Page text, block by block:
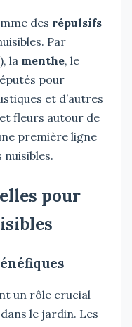
des répulsifs
Par
la menthe, le
pour
et d’autres
fleurs autour de
première ligne
pour
un rôle crucial
le jardin. Les